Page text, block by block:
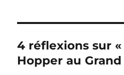
4 réflexions sur
Hopper au Grand